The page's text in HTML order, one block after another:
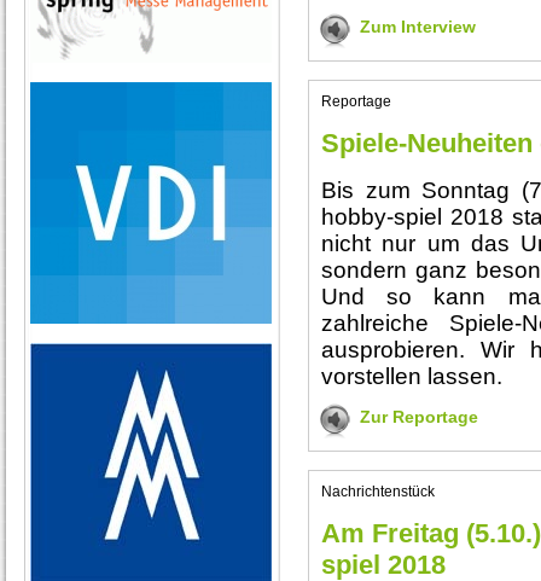
Zum Interview
Reportage
Spiele-
Bis zum Sonntag
hobby-spiel 2018
nicht nur um das
sondern ganz
Und so kann
zahlreiche Spiele-
ausprobieren. Wir
vorstellen lassen.
Zur Reportage
Nachrichtenstück
Am Freitag
spiel 2018